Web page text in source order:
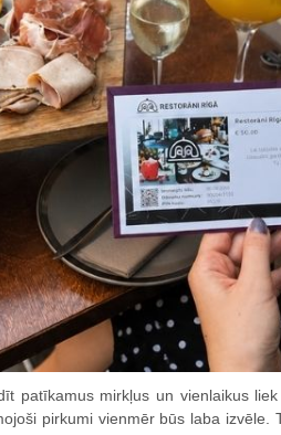
patīkamus mirkļus un vienlaikus
pirkumi vienmēr būs laba izvēle.